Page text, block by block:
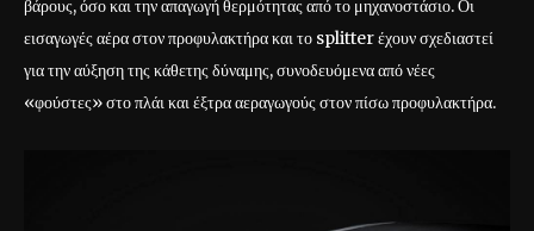
βάρους, όσο και την απαγωγή θερμότητας από το μηχανοστάσιο. Οι
εισαγωγές αέρα στον προφυλακτήρα και το splitter έχουν σχεδιαστεί
για την αύξηση της κάθετης δύναμης, συνοδευόμενα από νέες
«φούστες» στο πλάι και έξτρα αεραγωγούς στον πίσω προφυλακτήρα.